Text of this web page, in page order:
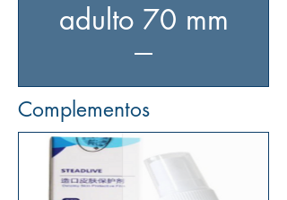
adulto 70 mm
Complementos